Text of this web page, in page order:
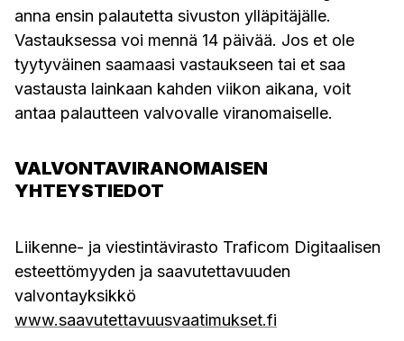
anna ensin palautetta sivuston ylläpitäjälle.
Vastauksessa voi mennä 14 päivää. Jos et ole
tyytyväinen saamaasi vastaukseen tai et saa
vastausta lainkaan kahden viikon aikana, voit
antaa palautteen valvovalle viranomaiselle.
VALVONTAVIRANOMAISEN
YHTEYSTIEDOT
Liikenne- ja viestintävirasto Traficom Digitaalisen
esteettömyyden ja saavutettavuuden
valvontayksikkö
www.saavutettavuusvaatimukset.fi